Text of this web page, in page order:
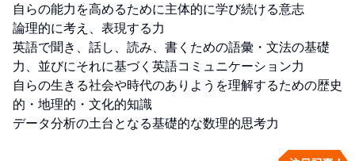
自らの能力を高めるために主体的に学び続ける意志
論理的に考え、表現する力
英語で聞き、話し、読み、書くための語彙・文法の基礎
力、並びにそれに基づく英語コミュニケーション力
自らの生きる社会や時代のありようを理解するための歴史
的・地理的・文化的知識
データ分析の土台となる基礎的な数理的思考力